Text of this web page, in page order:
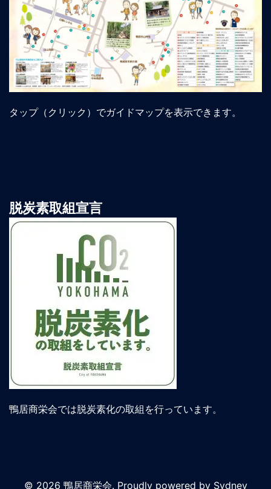
タップ（クリック）でガイドマップを表示できます。
脱炭素取組宣言
鴨居商栄会では脱炭素化の取組を行っています。
© 2026 鴨居商栄会. Proudly powered by Sydney